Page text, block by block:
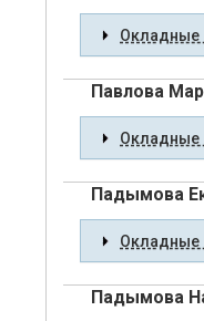
Окладные
Павлова
Окладные
Падымова
Окладные
Падымова